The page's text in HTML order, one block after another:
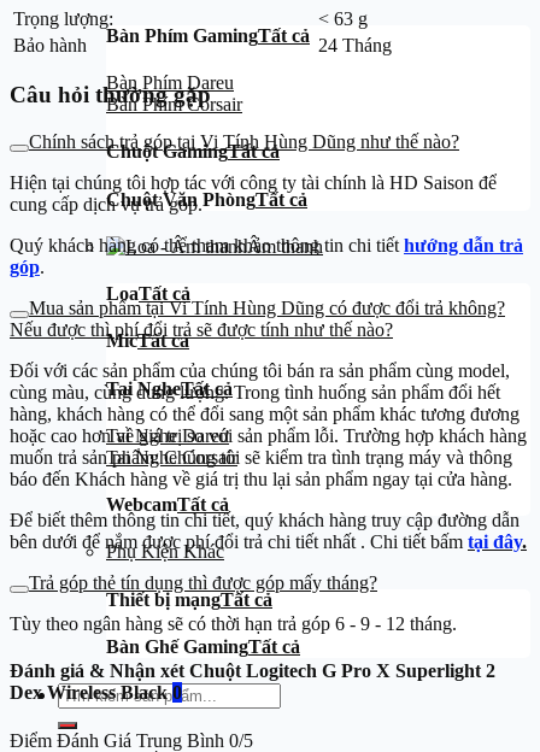
Bàn Phím GamingTất cả
Bàn Phím Dareu
Bàn Phím Corsair
Chuột GamingTất cả
Chuột Văn PhòngTất cả
Âm thanh
LoaTất cả
MicTất cả
Tai NgheTất cả
Tai Nghe Dareu
Tai Nghe Corsair
WebcamTất cả
Phụ Kiện Khác
Thiết bị mạngTất cả
Bàn Ghế GamingTất cả
Tìm
kiếm:
Trọng lượng:
< 63 g
Bảo hành
24 Tháng
Câu hỏi thường gặp
Chính sách trả góp tại Vi Tính Hùng Dũng như thế nào?
Hiện tại chúng tôi hợp tác với công ty tài chính là HD Saison để
cung cấp dịch vụ trả góp.
Quý khách hàng có thể tham khảo thông tin chi tiết hướng dẫn trả
góp.
Mua sản phẩm tại Vi Tính Hùng Dũng có được đổi trả không?
Nếu được thì phí đổi trả sẽ được tính như thế nào?
Đối với các sản phẩm của chúng tôi bán ra sản phẩm cùng model,
cùng màu, cùng dung lượng. Trong tình huống sản phẩm đổi hết
hàng, khách hàng có thể đổi sang một sản phẩm khác tương đương
hoặc cao hơn về giá trị so với sản phẩm lỗi. Trường hợp khách hàng
muốn trả sản phẩm: Chúng tôi sẽ kiểm tra tình trạng máy và thông
báo đến Khách hàng về giá trị thu lại sản phẩm ngay tại cửa hàng.
Để biết thêm thông tin chi tiết, quý khách hàng truy cập đường dẫn
bên dưới để nắm được phí đổi trả chi tiết nhất . Chi tiết bấm tại đây.
Trả góp thẻ tín dụng thì được góp mấy tháng?
Tùy theo ngân hàng sẽ có thời hạn trả góp 6 - 9 - 12 tháng.
Đánh giá & Nhận xét Chuột Logitech G Pro X Superlight 2
Dex Wireless Black0
Điểm Đánh Giá Trung Bình 0/5